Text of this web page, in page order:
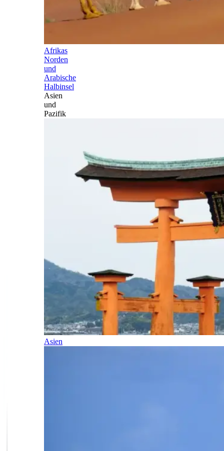
Afrikas
Norden
und
Arabische
Halbinsel
Asien
und
Pazifik
Asien